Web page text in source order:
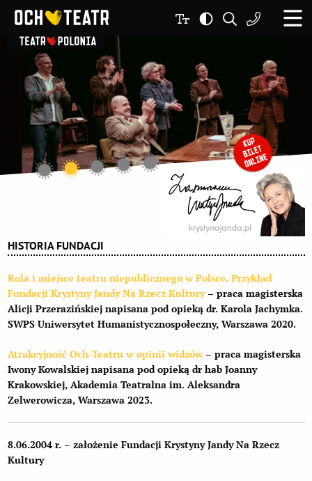
HISTORIA FUNDACJI
Rola i miejsce teatru niepublicznego w Polsce. Przykład
Fundacji Krystyny Jandy Na Rzecz Kultury– praca magisterska
Alicji Przerazińskiej napisana pod opieką dr. Karola Jachymka.
SWPS Uniwersytet Humanistycznospołeczny, Warszawa 2020.
Atrakcyjność Och-Teatru w opinii widzów– praca magisterska
Iwony Kowalskiej napisana pod opieką dr hab Joanny
Krakowskiej, Akademia Teatralna im. Aleksandra
Zelwerowicza, Warszawa 2023.
8.06.2004 r. – założenie Fundacji Krystyny Jandy Na Rzecz
Kultury